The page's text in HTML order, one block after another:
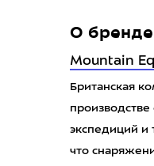
О бренде
Mountain
Британская
экспедиций и
что